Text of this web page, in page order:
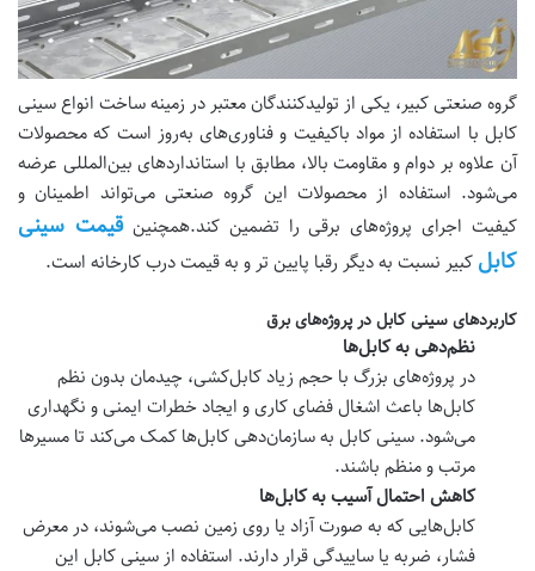
گروه صنعتی کبیر، یکی از تولیدکنندگان معتبر در زمینه ساخت انواع سینی
کابل با استفاده از مواد باکیفیت و فناوری‌های به‌روز است که محصولات
آن علاوه بر دوام و مقاومت بالا، مطابق با استانداردهای بین‌المللی عرضه
می‌شود. استفاده از محصولات این گروه صنعتی می‌تواند اطمینان و
کیفیت اجرای پروژه‌های برقی را تضمین کند.همچنینقیمت سینی
کابل کبیر نسبت به دیگر رقبا پایین تر و به قیمت درب کارخانه است.
کاربردهای سینی کابل در پروژه‌های برق
نظم‌دهی به کابل‌ها
در پروژه‌های بزرگ با حجم زیاد کابل‌کشی، چیدمان بدون نظم
کابل‌ها باعث اشغال فضای کاری و ایجاد خطرات ایمنی و نگهداری
می‌شود. سینی کابل به سازمان‌دهی کابل‌ها کمک می‌کند تا مسیرها
مرتب و منظم باشند.
کاهش احتمال آسیب به کابل‌ها
کابل‌هایی که به صورت آزاد یا روی زمین نصب می‌شوند، در معرض
فشار، ضربه یا ساییدگی قرار دارند. استفاده از سینی کابل این